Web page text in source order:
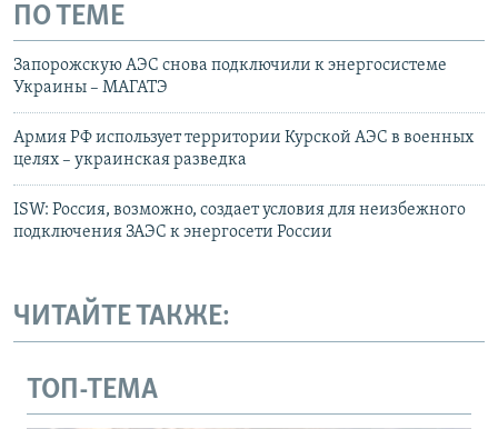
ПО ТЕМЕ
Запорожскую АЭС снова подключили к энергосистеме
Украины – МАГАТЭ
Армия РФ использует территории Курской АЭС в военных
целях – украинская разведка
ISW: Россия, возможно, создает условия для неизбежного
подключения ЗАЭС к энергосети России
ЧИТАЙТЕ ТАКЖЕ:
ТОП-ТЕМА